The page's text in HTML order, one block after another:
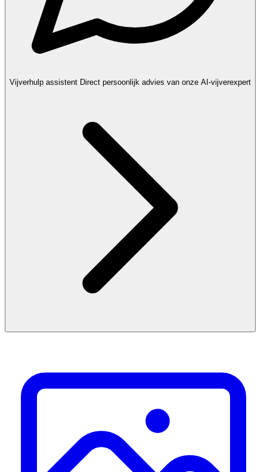
Vijverhulp assistent Direct persoonlijk advies van onze AI-vijverexpert